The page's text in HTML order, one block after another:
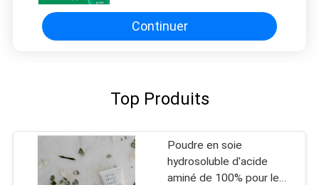
Continuer
Top Produits
Poudre en soie
hydrosoluble d'acide
aminé de 100% pour le